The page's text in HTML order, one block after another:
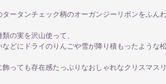
ータンチェック柄のオーガンジーリボンをふん
の実を沢山使って、
どにドライのりんごや雪が降り積もったような
っても存在感たっぷりなおしゃれなクリスマスリ